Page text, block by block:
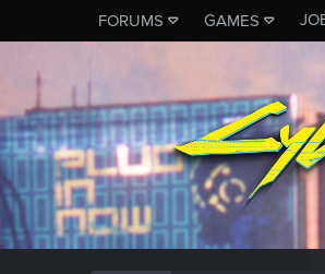
FORUMS GAMES